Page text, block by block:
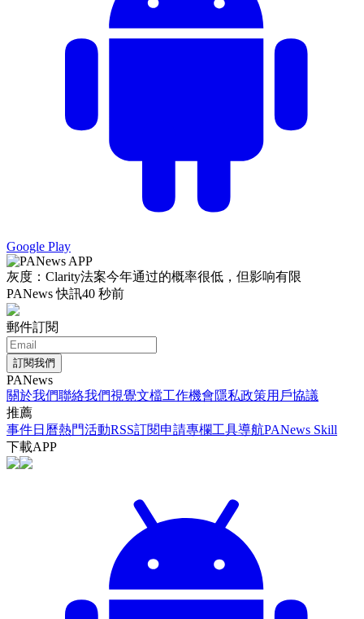
Google Play
灰度：Clarity法案今年通过的概率很低，但影响有限
PANews 快訊40 秒前
郵件訂閱
訂閱我們
PANews
關於我們聯絡我們視覺文檔工作機會隱私政策用戶協議
推薦
事件日曆熱門活動RSS訂閱申請專欄工具導航PANews Skill
下載APP